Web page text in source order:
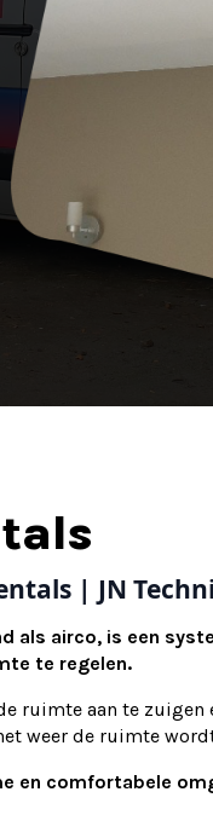
| JN
als airco, is een
te regelen.
ruimte aan te
weer de ruimte
en comfortabele